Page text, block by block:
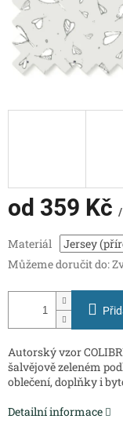
od 359 Kč
cena:
Materiál
Můžeme doručit do:
Autorský vzor
šalvějově zeleném
oblečení, doplňky i
Detailní informace